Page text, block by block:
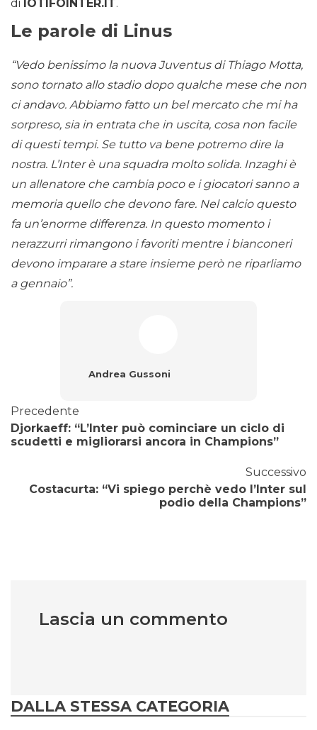
di IOTIFOINTER.IT.
Le parole di Linus
“Vedo benissimo la nuova Juventus di Thiago Motta,
sono tornato allo stadio dopo qualche mese che non
ci andavo. Abbiamo fatto un bel mercato che mi ha
sorpreso, sia in entrata che in uscita, cosa non facile
di questi tempi. Se tutto va bene potremo dire la
nostra. L’Inter è una squadra molto solida. Inzaghi è
un allenatore che cambia poco e i giocatori sanno a
memoria quello che devono fare. Nel calcio questo
fa un’enorme differenza. In questo momento i
nerazzurri rimangono i favoriti mentre i bianconeri
devono imparare a stare insieme però ne riparliamo
a gennaio”.
Andrea Gussoni
Precedente
Djorkaeff: “L’Inter può cominciare un ciclo di
scudetti e migliorarsi ancora in Champions”
Successivo
Costacurta: “Vi spiego perchè vedo l’Inter sul
podio della Champions”
Lascia un commento
DALLA STESSA CATEGORIA